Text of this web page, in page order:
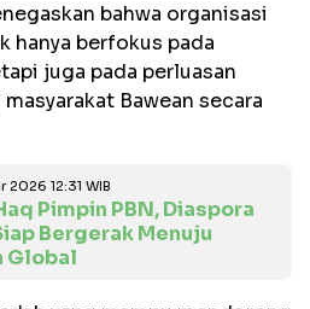
bahwa organisasi
hanya berfokus pada
juga pada perluasan
Bawean secara
2026 12:31 WIB
Pimpin PBN, Diaspora
Bergerak Menuju
Global